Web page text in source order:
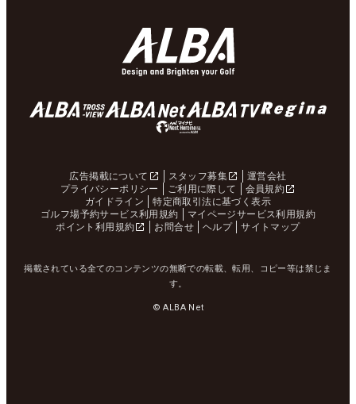
広告掲載について スタッフ募集
運営会社
プライバシーポリシー
ご利用に際して
会員規約
ガイドライン
特定商取引法に基づく表示
ゴルフ場予約サービス利用規約
マイページサービス利用規約
ポイント利用規約
お問合せ ヘルプ サイトマップ
掲載されている全てのコンテンツの無断での転載、転用、コピー等は禁じま
す。
© ALBA Net